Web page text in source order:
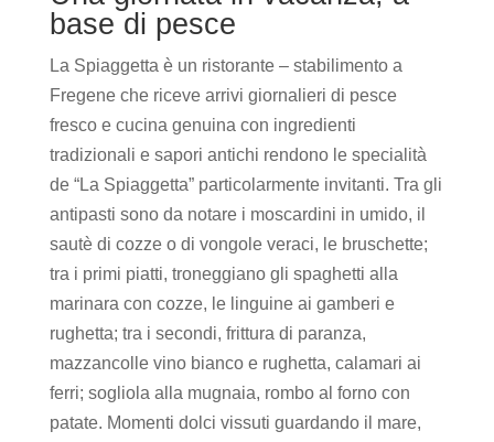
base di pesce
La Spiaggetta è un ristorante – stabilimento a
Fregene che riceve arrivi giornalieri di pesce
fresco e cucina genuina con ingredienti
tradizionali e sapori antichi rendono le specialità
de “La Spiaggetta” particolarmente invitanti. Tra gli
antipasti sono da notare i moscardini in umido, il
sautè di cozze o di vongole veraci, le bruschette;
tra i primi piatti, troneggiano gli spaghetti alla
marinara con cozze, le linguine ai gamberi e
rughetta; tra i secondi, frittura di paranza,
mazzancolle vino bianco e rughetta, calamari ai
ferri; sogliola alla mugnaia, rombo al forno con
patate. Momenti dolci vissuti guardando il mare,